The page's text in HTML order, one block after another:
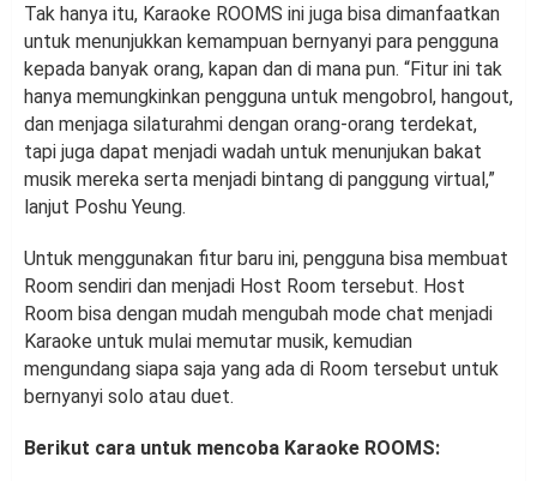
Tak hanya itu, Karaoke ROOMS ini juga bisa dimanfaatkan
untuk menunjukkan kemampuan bernyanyi para pengguna
kepada banyak orang, kapan dan di mana pun. “Fitur ini tak
hanya memungkinkan pengguna untuk mengobrol, hangout,
dan menjaga silaturahmi dengan orang-orang terdekat,
tapi juga dapat menjadi wadah untuk menunjukan bakat
musik mereka serta menjadi bintang di panggung virtual,”
lanjut Poshu Yeung.
Untuk menggunakan fitur baru ini, pengguna bisa membuat
Room sendiri dan menjadi Host Room tersebut. Host
Room bisa dengan mudah mengubah mode chat menjadi
Karaoke untuk mulai memutar musik, kemudian
mengundang siapa saja yang ada di Room tersebut untuk
bernyanyi solo atau duet.
Berikut cara untuk mencoba Karaoke ROOMS: